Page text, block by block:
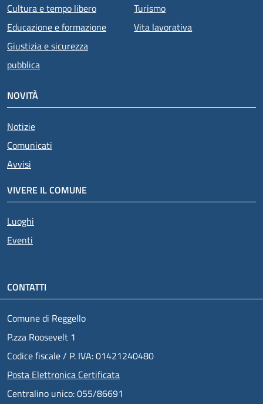
Cultura e tempo libero
Educazione e formazione
Giustizia e sicurezza
pubblica
Turismo
Vita lavorativa
NOVITÀ
Notizie
Comunicati
Avvisi
VIVERE IL COMUNE
Luoghi
Eventi
CONTATTI
Comune di Reggello
P.zza Roosevelt 1
Codice fiscale / P. IVA: 01421240480
Posta Elettronica Certificata
Centralino unico: 055/86691